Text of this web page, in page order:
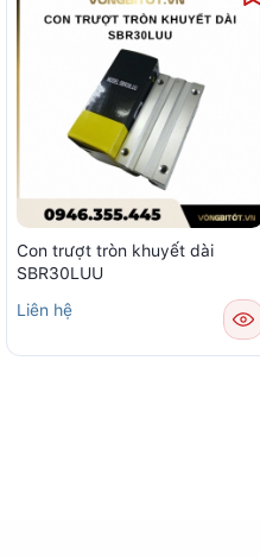
Con trượt tròn khuyết dài
SBR30LUU
Liên hệ